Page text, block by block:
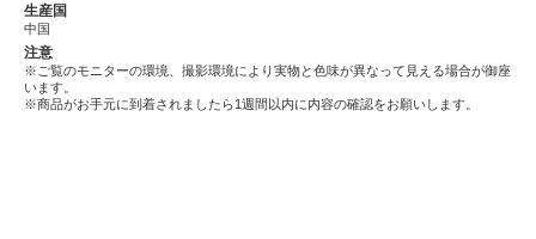
生産国
中国
注意
※ご覧のモニターの環境、撮影環境により実物と色味が異なって見える場合が御座
います。
※商品がお手元に到着されましたら1週間以内に内容の確認をお願いします。